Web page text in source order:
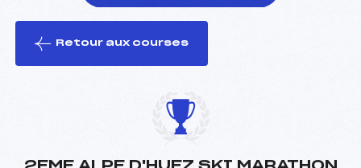
le ski
Retour aux courses